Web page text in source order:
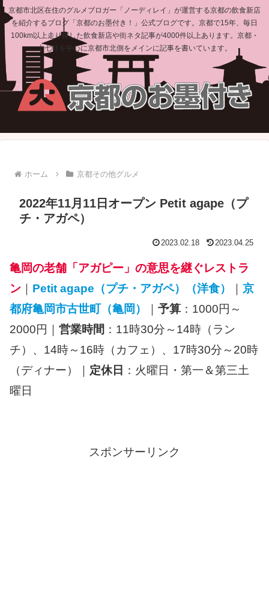
京都市北区在住のグルメブロガー「ノーディレイ」が運営する京都の飲食新店
を紹介するブログ「京都のお墨付き！」公式ブログです。京都で15年、毎日
100km以上走り探した飲食新店や街ネタ記事が4000件以上あります。京都・
上七軒を中心に京都市北側をメインに記事を書いています。
ホーム 京都その他グルメ
2022年11月11日オープン Petit agape（プ
チ・アガペ）
2023.02.18 2023.04.25
亀岡の老舗「アガピー」の意思を継ぐレストラ
ン
Petit agape（プチ・アガペ）（洋食）
京
都府亀岡市古世町（亀岡）
予算 ：1000円～
2000円｜ 営業時間 ：11時30分～14時（ラン
チ）、14時～16時（カフェ）、17時30分～20時
（ディナー）｜ 定休日 ：火曜日・第一＆第三土
曜日
スポンサーリンク